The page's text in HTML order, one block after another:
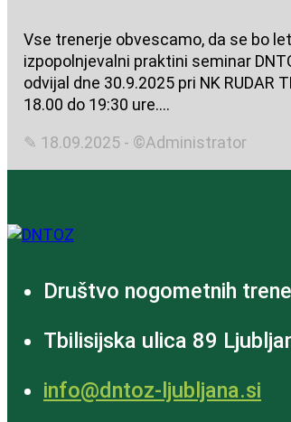
Vse trenerje obvescamo, da se bo
izpopolnjevalni praktini seminar
odvijal dne 30.9.2025 pri NK RUDAR
18.00 do 19:30 ure....
✎ 18.09.2025 - ©Administrator
Društvo nogometnih
Tbilisijska ulica 89
info@dntoz-ljubljana.si